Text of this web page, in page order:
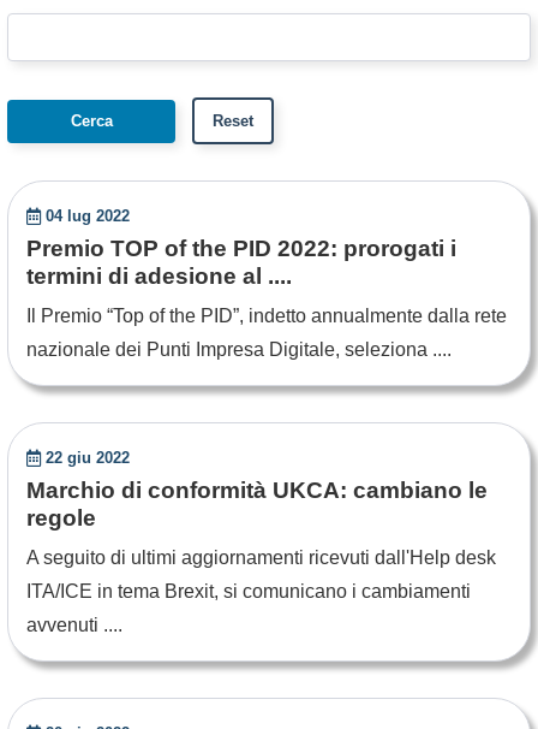
04 lug 2022
Premio TOP of the PID 2022: prorogati i
termini di adesione al ....
Il Premio “Top of the PID”, indetto annualmente dalla rete
nazionale dei Punti Impresa Digitale, seleziona ....
22 giu 2022
Marchio di conformità UKCA: cambiano le
regole
A seguito di ultimi aggiornamenti ricevuti dall'Help desk
ITA/ICE in tema Brexit, si comunicano i cambiamenti
avvenuti ....